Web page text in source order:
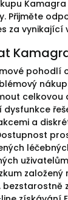
Přijměte
za vynikající
pohodlí
celkovou
a
založený